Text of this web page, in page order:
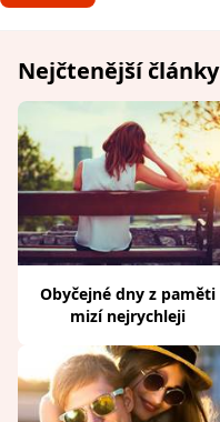
Nejčtenější články
Obyčejné dny z paměti
mizí nejrychleji